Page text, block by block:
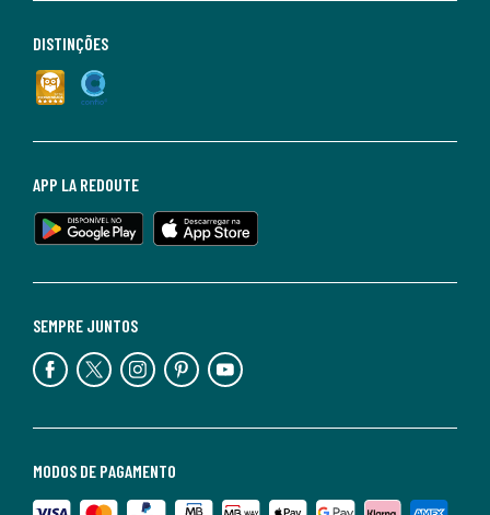
MODOS DE PAGAMENTO
SEMPRE JUNTOS
APP LA REDOUTE
DISTINÇÕES